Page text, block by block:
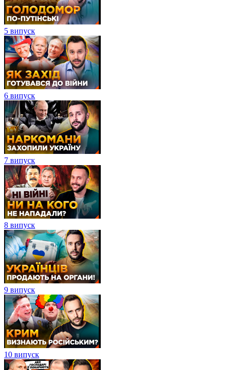
5 випуск
6 випуск
7 випуск
8 випуск
9 випуск
10 випуск